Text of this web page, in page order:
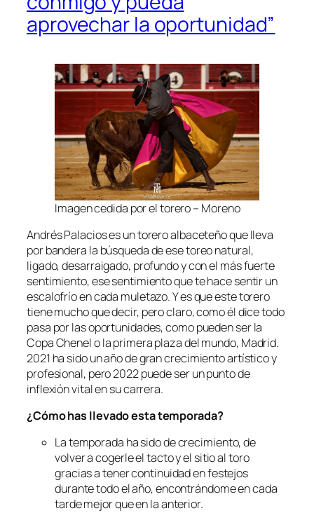
aprovechar la oportunidad”
Imagen cedida por el torero– Moreno
Andrés Palacios es un torero albaceteño que lleva
por bandera la búsqueda de ese toreo natural,
ligado, desarraigado, profundo y con el más fuerte
sentimiento, ese sentimiento que te hace sentir un
escalofrío en cada muletazo. Y es que este torero
tiene mucho que decir, pero claro, como él dice todo
pasa por las oportunidades, como pueden ser la
Copa Chenel o la primera plaza del mundo, Madrid.
2021 ha sido un año de gran crecimiento artístico y
profesional, pero 2022 puede ser un punto de
inflexión vital en su carrera.
¿Cómo has llevado esta temporada?
La temporada ha sido de crecimiento, de
volver a cogerle el tacto y el sitio al toro
gracias a tener continuidad en festejos
durante todo el año, encontrándome en cada
tarde mejor que en la anterior.